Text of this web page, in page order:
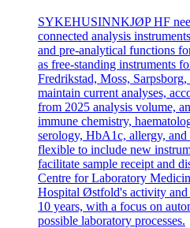
SYKEHUSINNKJØP HF
connected analysis
and pre-analytical functions
as free-standing instruments
Fredrikstad, Moss,
maintain current analyses,
from 2025 analysis volume,
immune chemistry,
serology, HbA1c, allergy,
flexible to include new
facilitate sample receipt and
Centre for Laboratory
Hospital Østfold's activity and
10 years, with a focus on
possible laboratory processes.